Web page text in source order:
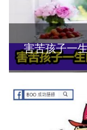
害苦孩子一